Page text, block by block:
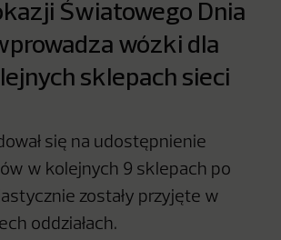
Światowego Dnia
wózki dla
sklepach sieci
się na udostępnienie
w kolejnych 9 sklepach po
zostały przyjęte w
oddziałach.